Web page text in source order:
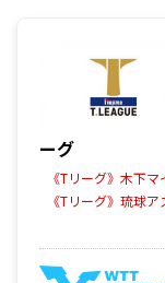
ーグ
《Tリーグ》木下
《Tリーグ》琉球